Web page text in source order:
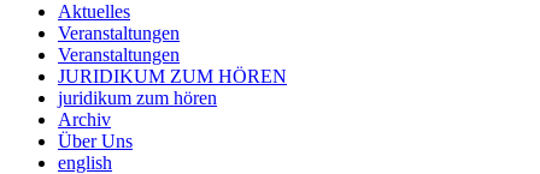
Aktuelles
Veranstaltungen
Veranstaltungen
JURIDIKUM ZUM HÖREN
juridikum zum hören
Archiv
Über Uns
english